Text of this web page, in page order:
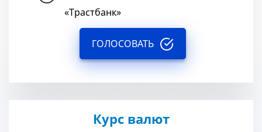
«Трастбанк»
ГОЛОСОВАТЬ
Курс валют